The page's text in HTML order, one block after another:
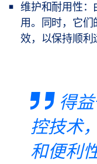
维护和耐用性：
用。同时，它
效，以保持顺利
得
控技术
和便利